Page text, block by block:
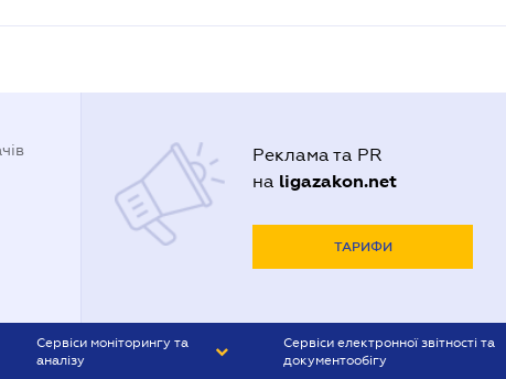
Реклама та PR
на ligazakon.net
ТАРИФИ
Сервіси моніторингу та
аналізу
Сервіси електронної звітності та
документообігу